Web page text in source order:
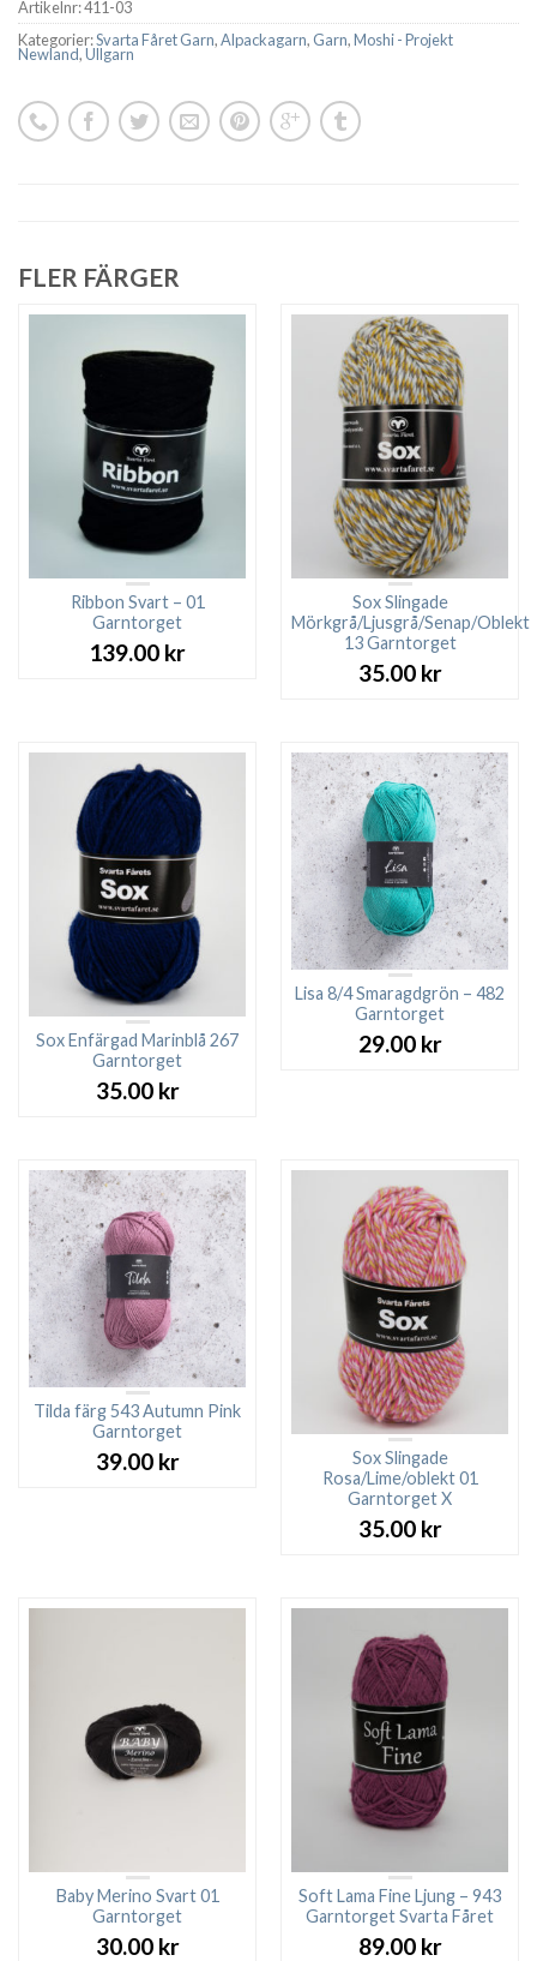
Artikelnr:411-03
Kategorier:Svarta Fåret Garn,Alpackagarn, Garn,Moshi - Projekt
Newland,Ullgarn
FLER FÄRGER
Ribbon Svart – 01
Garntorget
139.00 kr
Sox Slingade
Mörkgrå/Ljusgrå/Senap/Oblekt
13 Garntorget
35.00 kr
Sox Enfärgad Marinblå 267
Garntorget
35.00 kr
Lisa 8/4 Smaragdgrön – 482
Garntorget
29.00 kr
Tilda färg 543 Autumn Pink
Garntorget
39.00 kr
Sox Slingade
Rosa/Lime/oblekt 01
Garntorget X
35.00 kr
Baby Merino Svart 01
Garntorget
30.00 kr
Soft Lama Fine Ljung – 943
Garntorget Svarta Fåret
89.00 kr